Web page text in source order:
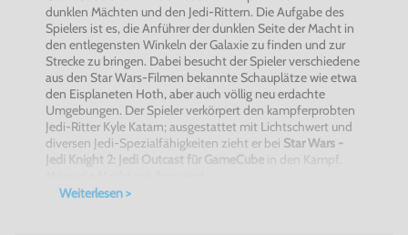
dunklen Mächten und den Jedi-Rittern. Die Aufgabe des
Spielers ist es, die Anführer der dunklen Seite der Macht in
den entlegensten Winkeln der Galaxie zu finden und zur
Strecke zu bringen. Dabei besucht der Spieler verschiedene
aus den Star Wars-Filmen bekannte Schauplätze wie etwa
den Eisplaneten Hoth, aber auch völlig neu erdachte
Umgebungen. Der Spieler verkörpert den kampferprobten
Jedi-Ritter Kyle Katarn; ausgestattet mit Lichtschwert und
diversen Jedi-Spezialfähigkeiten zieht er bei Star Wars -
Jedi Knight 2: Jedi Outcast für GameCube in den Kampf.
Weiterlesen >